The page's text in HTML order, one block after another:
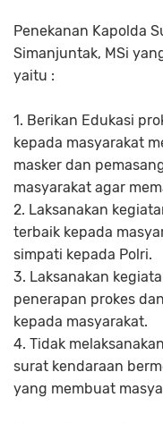
Penekanan Kapolda
Simanjuntak, MSi
yaitu :
1. Berikan Edukasi
kepada masyarakat
masker dan
masyarakat agar
2. Laksanakan
terbaik kepada
simpati kepada Polri.
3. Laksanakan
penerapan prokes
kepada masyarakat.
4. Tidak
surat kendaraan
yang membuat